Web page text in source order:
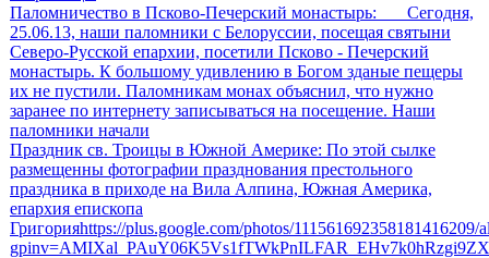
Паломничество в Псково-Печерский монастырь: Сегодня,
25.06.13, наши паломники с Белоруссии, посещая святыни
Северо-Русской епархии, посетили Псково - Печерский
монастырь. К большому удивлению в Богом зданые пещеры
их не пустили. Паломникам монах объяснил, что нужно
заранее по интернету записываться на посещение. Наши
паломники начали
Праздник св. Троицы в Южной Америке: По этой сылке
размещенны фотографии празднования престольного
праздника в приходе на Вила Алпина, Южная Америка,
епархия епископа
Григорияhttps://plus.google.com/photos/111561692358181416209/